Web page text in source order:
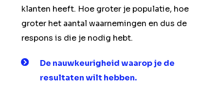
klanten heeft. Hoe groter je populatie, hoe
groter het aantal waarnemingen en dus de
respons is die je nodig hebt.
De nauwkeurigheidwaarop je de
resultaten wilt hebben.